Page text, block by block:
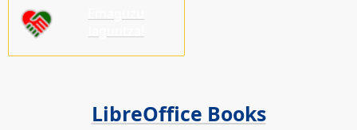
LibreOffice Books